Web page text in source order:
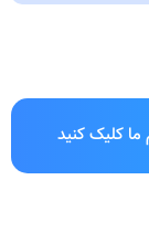
کلیک کنید